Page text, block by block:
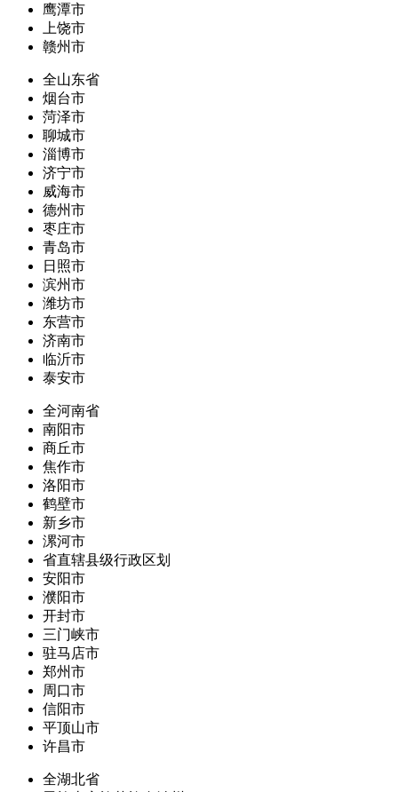
鹰潭市
上饶市
赣州市
全山东省
烟台市
菏泽市
聊城市
淄博市
济宁市
威海市
德州市
枣庄市
青岛市
日照市
滨州市
潍坊市
东营市
济南市
临沂市
泰安市
全河南省
南阳市
商丘市
焦作市
洛阳市
鹤壁市
新乡市
漯河市
省直辖县级行政区划
安阳市
濮阳市
开封市
三门峡市
驻马店市
郑州市
周口市
信阳市
平顶山市
许昌市
全湖北省